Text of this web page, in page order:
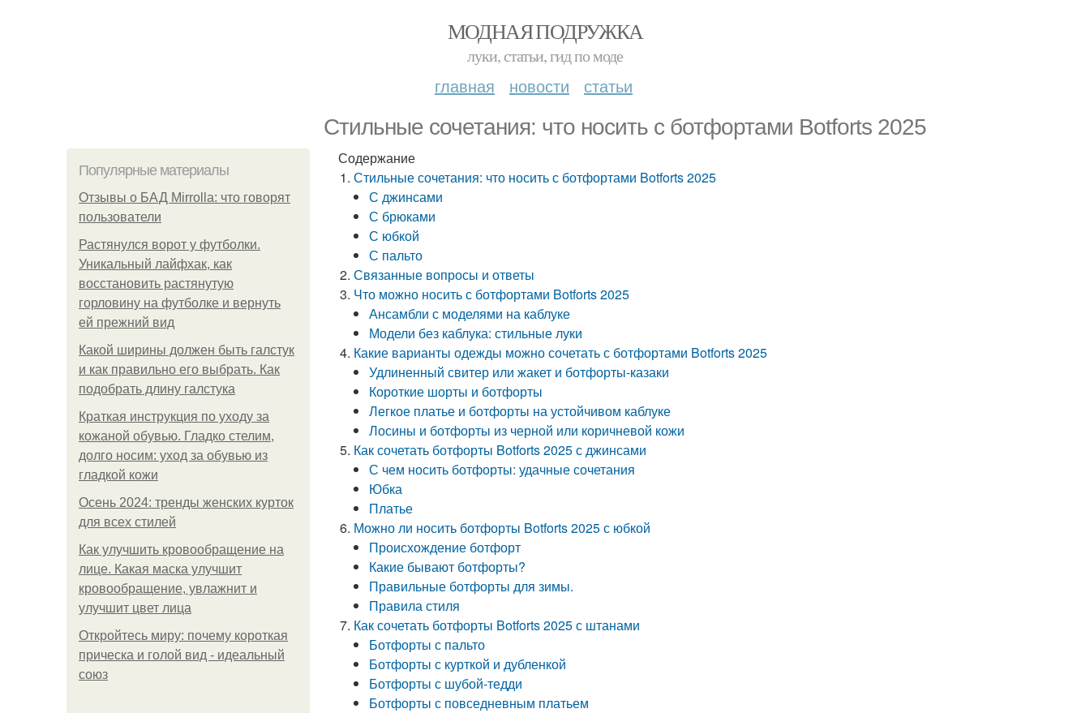
МОДНАЯ ПОДРУЖКА
луки, статьи, гид по моде
главная новости статьи
Стильные сочетания: что носить с ботфортами Botforts 2025
Популярные материалы
Отзывы о БАД Mirrolla: что говорят
пользователи
Растянулся ворот у футболки.
Уникальный лайфхак, как
восстановить растянутую
горловину на футболке и вернуть
ей прежний вид
Какой ширины должен быть галстук
и как правильно его выбрать. Как
подобрать длину галстука
Краткая инструкция по уходу за
кожаной обувью. Гладко стелим,
долго носим: уход за обувью из
гладкой кожи
Осень 2024: тренды женских курток
для всех стилей
Как улучшить кровообращение на
лице. Какая маска улучшит
кровообращение, увлажнит и
улучшит цвет лица
Откройтесь миру: почему короткая
прическа и голой вид - идеальный
союз
Содержание
Стильные сочетания: что носить с ботфортами Botforts 2025
С джинсами
С брюками
С юбкой
С пальто
Связанные вопросы и ответы
Что можно носить с ботфортами Botforts 2025
Ансамбли с моделями на каблуке
Модели без каблука: стильные луки
Какие варианты одежды можно сочетать с ботфортами Botforts 2025
Удлиненный свитер или жакет и ботфорты-казаки
Короткие шорты и ботфорты
Легкое платье и ботфорты на устойчивом каблуке
Лосины и ботфорты из черной или коричневой кожи
Как сочетать ботфорты Botforts 2025 с джинсами
С чем носить ботфорты: удачные сочетания
Юбка
Платье
Можно ли носить ботфорты Botforts 2025 с юбкой
Происхождение ботфорт
Какие бывают ботфорты?
Правильные ботфорты для зимы.
Правила стиля
Как сочетать ботфорты Botforts 2025 с штанами
Ботфорты с пальто
Ботфорты с курткой и дубленкой
Ботфорты с шубой-тедди
Ботфорты с повседневным платьем